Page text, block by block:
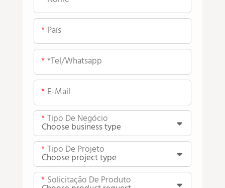
País
*tel/whatsapp
E-Mail
Tipo De Negócio
Tipo De Projeto
Solicitação De Produto